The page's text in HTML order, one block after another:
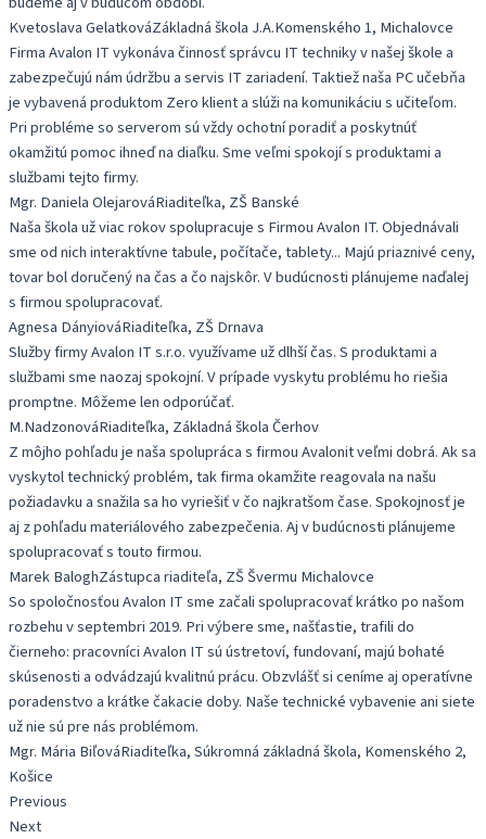
Kvetoslava GelatkováZákladná škola J.A.Komenského 1, Michalovce
Firma Avalon IT vykonáva činnosť správcu IT techniky v našej škole a
zabezpečujú nám údržbu a servis IT zariadení. Taktiež naša PC učebňa
je vybavená produktom Zero klient a slúži na komunikáciu s učiteľom.
Pri probléme so serverom sú vždy ochotní poradiť a poskytnúť
okamžitú pomoc ihneď na diaľku. Sme veľmi spokojí s produktami a
službami tejto firmy.
Mgr. Daniela OlejarováRiaditeľka, ZŠ Banské
Naša škola už viac rokov spolupracuje s Firmou Avalon IT. Objednávali
sme od nich interaktívne tabule, počítače, tablety... Majú priaznivé ceny,
tovar bol doručený na čas a čo najskôr. V budúcnosti plánujeme naďalej
s firmou spolupracovať.
Agnesa DányiováRiaditeľka, ZŠ Drnava
Služby firmy Avalon IT s.r.o. využívame už dlhší čas. S produktami a
službami sme naozaj spokojní. V prípade vyskytu problému ho riešia
promptne. Môžeme len odporúčať.
M.NadzonováRiaditeľka, Základná škola Čerhov
Z môjho pohľadu je naša spolupráca s firmou Avalonit veľmi dobrá. Ak sa
vyskytol technický problém, tak firma okamžite reagovala na našu
požiadavku a snažila sa ho vyriešiť v čo najkratšom čase. Spokojnosť je
aj z pohľadu materiálového zabezpečenia. Aj v budúcnosti plánujeme
spolupracovať s touto firmou.
Marek BaloghZástupca riaditeľa, ZŠ Švermu Michalovce
So spoločnosťou Avalon IT sme začali spolupracovať krátko po našom
rozbehu v septembri 2019. Pri výbere sme, našťastie, trafili do
čierneho: pracovníci Avalon IT sú ústretoví, fundovaní, majú bohaté
skúsenosti a odvádzajú kvalitnú prácu. Obzvlášť si ceníme aj operatívne
poradenstvo a krátke čakacie doby. Naše technické vybavenie ani siete
už nie sú pre nás problémom.
Mgr. Mária BiľováRiaditeľka, Súkromná základná škola, Komenského 2,
Košice
Previous
Next